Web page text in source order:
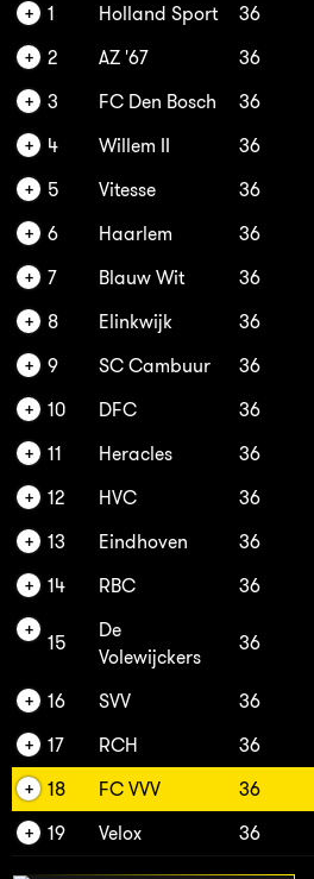
1 Holland Sport 36
2
AZ '67 36
3
FC Den Bosch 36
4
Willem II 36
5
Vitesse 36
6
Haarlem 36
7
Blauw Wit 36
8
Elinkwijk 36
9
SC Cambuur 36
10
DFC 36
11
Heracles 36
12
HVC 36
13
Eindhoven 36
14
RBC 36
15
De
Volewijckers
36
16 SVV 36
17
RCH 36
18
FC VVV 36
19
Velox 36